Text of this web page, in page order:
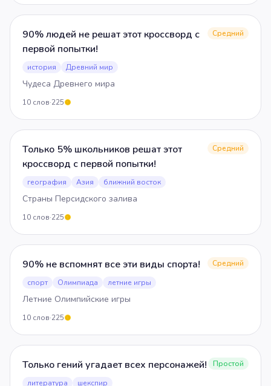
90% людей не решат этот кроссворд с
первой попытки!
Средний
история Древний мир
Чудеса Древнего мира
10 слов·225
Только 5% школьников решат этот
кроссворд с первой попытки!
Средний
география Азия ближний восток
Страны Персидского залива
10 слов·225
90% не вспомнят все эти виды спорта!
Средний
спорт
Олимпиада летние игры
Летние Олимпийские игры
10 слов·225
Только гений угадает всех персонажей!
Простой
литература
шекспир